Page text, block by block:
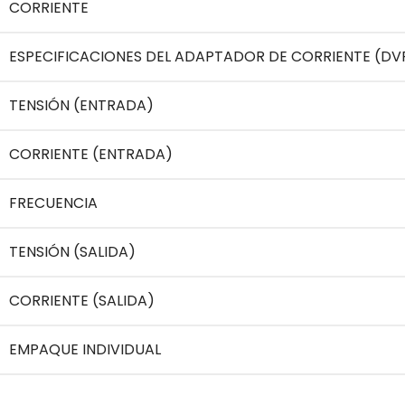
CORRIENTE
ESPECIFICACIONES DEL ADAPTADOR DE CORRIENTE
TENSIÓN (ENTRADA)
CORRIENTE (ENTRADA)
FRECUENCIA
TENSIÓN (SALIDA)
CORRIENTE (SALIDA)
EMPAQUE INDIVIDUAL